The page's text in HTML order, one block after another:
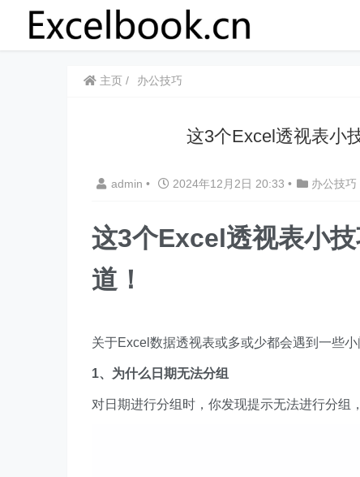
主页 办公技巧
这3个Excel透视表小
admin • 2024年12月2日 20:33 • 办公技巧
这3个Excel透视表小
道！
关于Excel数据透视表或多或少都会遇到一些
1、为什么日期无法分组
对日期进行分组时，你发现提示无法进行分组